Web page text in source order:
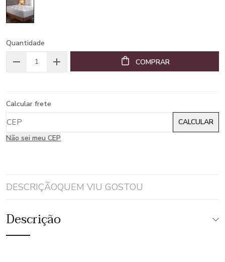
Quantidade
COMPRAR
Calcular frete
Não sei meu CEP
DESCRIÇÃOQUEM VIU GOSTOU
Descrição